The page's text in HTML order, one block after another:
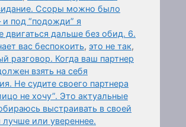
Ссоры можно было
под “подожди” я
дальше без обид. 6.
вас беспокоить, это не так,
разговор. Когда ваш партнер
взять на себя
Не судите своего партнера
не хочу”. Это актуальные
выстраивать в своей
лучше или увереннее.